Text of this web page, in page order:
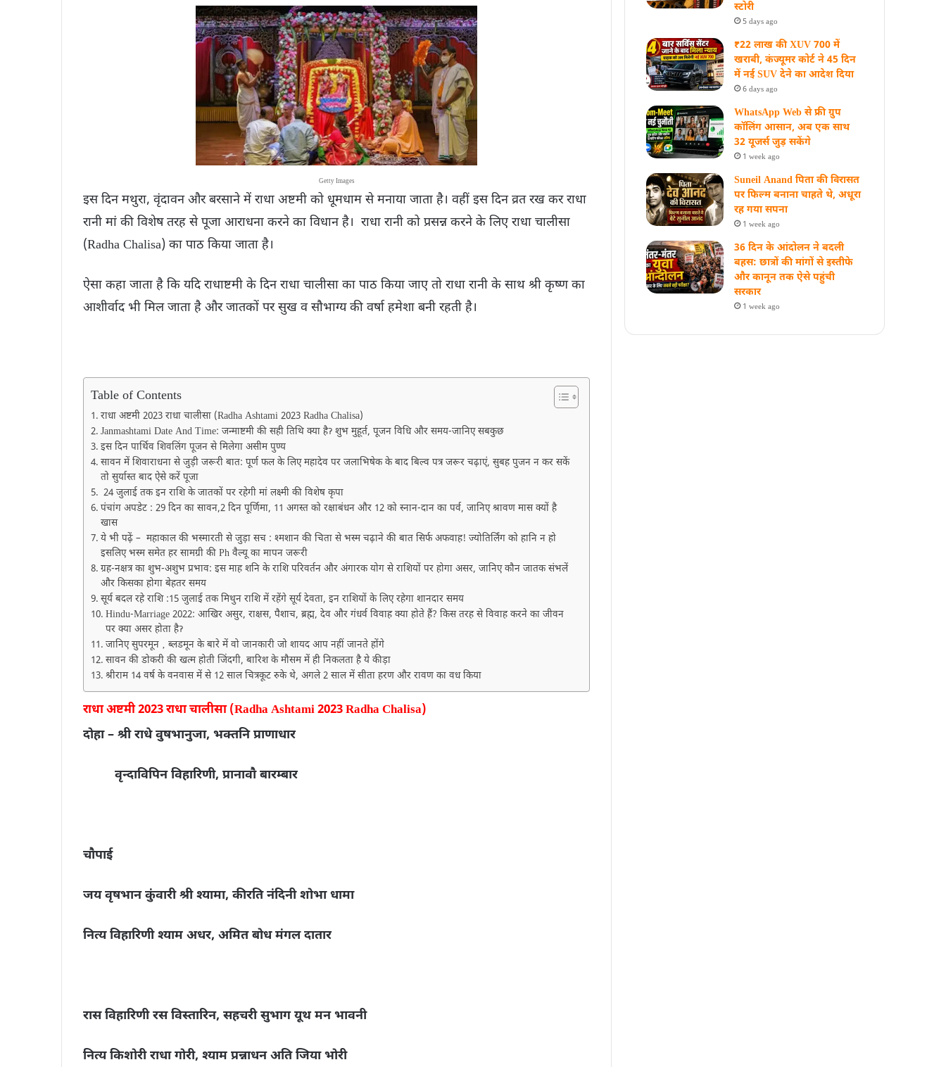
Getty Images
इस दिन मथुरा, वृंदावन और बरसाने में राधा अष्टमी को धूमधाम से मनाया जाता है। वहीं इस दिन व्रत रख कर राधा
रानी मां की विशेष तरह से पूजा आराधना करने का विधान है। राधा रानी को प्रसन्न करने के लिए राधा चालीसा
(Radha Chalisa) का पाठ किया जाता है।
ऐसा कहा जाता है कि यदि राधाष्टमी के दिन राधा चालीसा का पाठ किया जाए तो राधा रानी के साथ श्री कृष्ण का
आशीर्वाद भी मिल जाता है और जातकों पर सुख व सौभाग्य की वर्षा हमेशा बनी रहती है।
Table of Contents
राधा अष्टमी 2023 राधा चालीसा (Radha Ashtami 2023 Radha Chalisa)
Janmashtami Date And Time: जन्माष्टमी की सही तिथि क्या हैॽ शुभ मुहूर्त, पूजन विधि और समय-जानिए सबकुछ
इस दिन पार्थिव शिवलिंग पूजन से मिलेगा असीम पुण्य
सावन में शिवाराधना से जुड़ी जरूरी बात: पूर्ण फल के लिए महादेव पर जलाभिषेक के बाद बिल्व पत्र जरूर चढ़ाएं, सुबह पुजन न कर सकें
तो सुर्यास्त बाद ऐसे करें पूजा
24 जुलाई तक इन राशि के जातकों पर रहेगी मां लक्ष्मी की विशेष कृपा
पंचांग अपडेट : 29 दिन का सावन,2 दिन पूर्णिमा, 11 अगस्त को रक्षाबंधन और 12 को स्नान-दान का पर्व, जानिए श्रावण मास क्यों है
खास
ये भी पढ़ें – महाकाल की भस्मारती से जुड़ा सच : श्मशान की चिता से भस्म चढ़ाने की बात सिर्फ अफवाह! ज्योतिर्लिंग को हानि न हो
इसलिए भस्म समेत हर सामग्री की Ph वैल्यू का मापन जरूरी
ग्रह-नक्षत्र का शुभ-अशुभ प्रभाव: इस माह शनि के राशि परिवर्तन और अंगारक योग से राशियों पर होगा असर, जानिए कौन जातक संभलें
और किसका होगा बेहतर समय
सूर्य बदल रहे राशि :15 जुलाई तक मिथुन राशि में रहेंगे सूर्य देवता, इन राशियों के लिए रहेगा शानदार समय
Hindu-Marriage 2022: आखिर असुर, राक्षस, पैशाच, ब्रह्म, देव और गंधर्व विवाह क्या होते हैं? किस तरह से विवाह करने का जीवन
पर क्या असर होता हैॽ
जानिए सुपरमून ‚ ब्लडमून के बारे में वो जानकारी जो शायद आप नहीं जानते होंगे
सावन की डोकरी की खत्म होती जिंदगी, बारिश के मौसम में ही निकलता है ये कीड़ा
श्रीराम 14 वर्ष के वनवास में से 12 साल चित्रकूट रुके थे, अगले 2 साल में सीता हरण और रावण का वध किया
राधा अष्टमी 2023 राधा चालीसा (Radha Ashtami 2023 Radha Chalisa)
दोहा – श्री राधे वुषभानुजा, भक्तनि प्राणाधार
वृन्दाविपिन विहारिणी, प्रानावौ बारम्बार
चौपाई
जय वृषभान कुंवारी श्री श्यामा, कीरति नंदिनी शोभा धामा
नित्य विहारिणी श्याम अधर, अमित बोध मंगल दातार
रास विहारिणी रस विस्तारिन, सहचरी सुभाग यूथ मन भावनी
नित्य किशोरी राधा गोरी, श्याम प्रन्नाधन अति जिया भोरी
स्‍टोरी
5 days ago
₹22 लाख की XUV 700 में
खराबी, कंज्यूमर कोर्ट ने 45 दिन
में नई SUV देने का आदेश दिया
6 days ago
WhatsApp Web से फ्री ग्रुप
कॉलिंग आसान, अब एक साथ
32 यूजर्स जुड़ सकेंगे
1 week ago
Suneil Anand पिता की विरासत
पर फिल्म बनाना चाहते थे, अधूरा
रह गया सपना
1 week ago
36 दिन के आंदोलन ने बदली
बहस: छात्रों की मांगों से इस्तीफे
और कानून तक ऐसे पहुंची
सरकार
1 week ago